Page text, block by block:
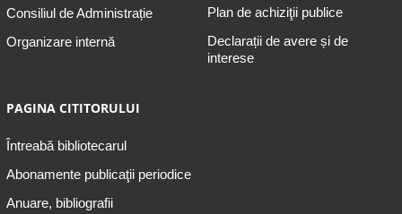
Consiliul de Administrație
Organizare internă
Plan de achiziţii publice
Declarații de avere și de
interese
PAGINA CITITORULUI
Întreabă bibliotecarul
Abonamente publicaţii periodice
Anuare, bibliografii